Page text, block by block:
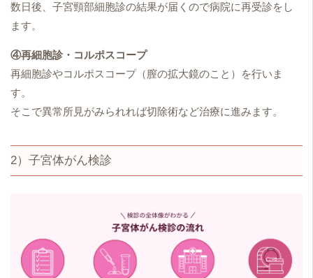
数日後、子宮頸部細胞診の結果が届くので病院に再受診をし
ます。
④再細胞診・コルポスコープ
再細胞診やコルポスコープ（膣の拡大鏡のこと）を行いま
す。
そこで異常所見がみられれば切除術など治療に進みます。
2）子宮体がん検診